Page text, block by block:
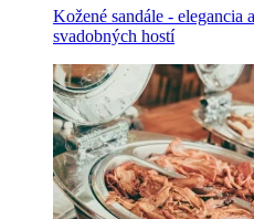
Kožené sandále - elegancia
svadobných hostí